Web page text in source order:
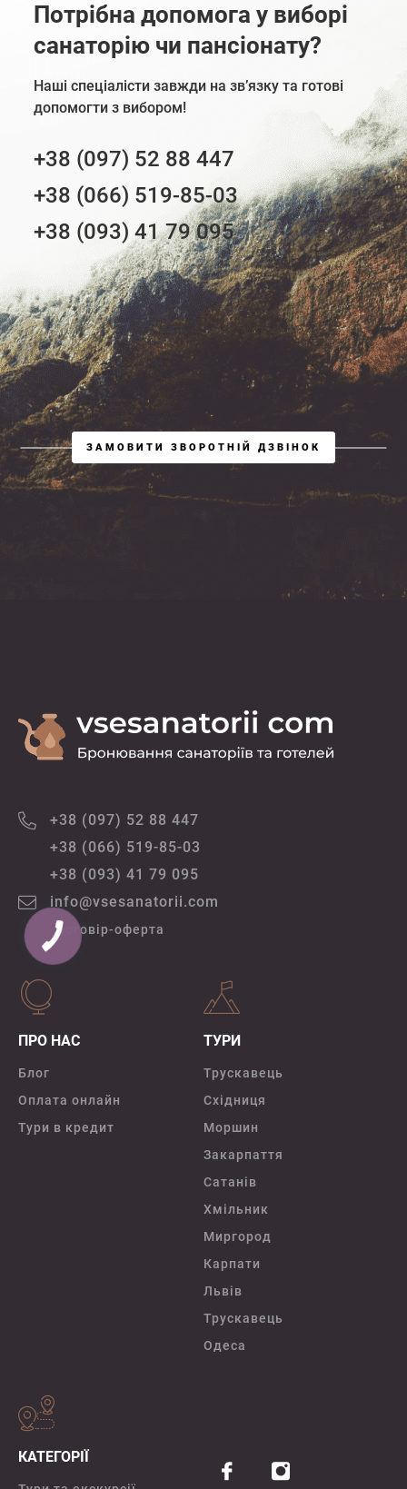
Потрібна допомога у виборі
санаторію чи пансіонату?
Наші спеціалісти завжди на зв’язку та готові
допомогти з вибором!
+38 (097) 52 88 447
+38 (066) 519-85-03
+38 (093) 41 79 095
ЗАМОВИТИ ЗВОРОТНІЙ ДЗВІНОК
+38 (097) 52 88 447
+38 (066) 519-85-03
+38 (093) 41 79 095
info@vsesanatorii.com
Договір-оферта
ПРО НАС
Блог
Оплата онлайн
Тури в кредит
ТУРИ
Трускавець
Східниця
Моршин
Закарпаття
Сатанів
Хмільник
Миргород
Карпати
Львів
Трускавець
Одеса
КАТЕГОРІЇ